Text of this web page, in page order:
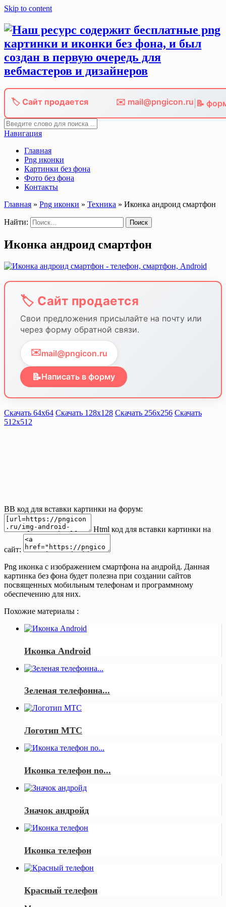
Skip to content
🏷️ Сайт продается ✉️ mail@pngicon.ru 📝
Навигация
Главная
Png иконки
Картинки без фона
Фото без фона
Контакты
Главная » Png иконки » Техника » Иконка андроид смартфон
Найти:
Иконка андроид смартфон
🏷️ Сайт продается
Свои предложения присылайте на почту или
через форму обратной связи.
✉️mail@pngicon.ru
📝Написать в форму
Скачать 64х64 Скачать 128х128 Скачать 256х256 Скачать
512х512
BB код для вставки картинки на форум:
Html код для вставки картинки на
сайт:
Png иконка с изображением смартфона на андройд. Данная
картинка без фона будет полезна при создании сайтов
посвященных мобильным телефонам и программному
обеспечению для них.
Похожие материалы :
Иконка Android
Зеленая телефонна...
Логотип МТС
Иконка телефон no...
Значок андройд
Иконка телефон
Красный телефон